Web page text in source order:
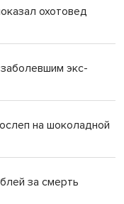
охотовед
экс-
на шоколадной
за смерть